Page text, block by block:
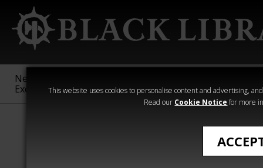
This website uses cookies to personalise content and advertising,
Read our Cookie Notice for more
New &
Exclusive
Sigmar
40,000
Heresy
Dans la